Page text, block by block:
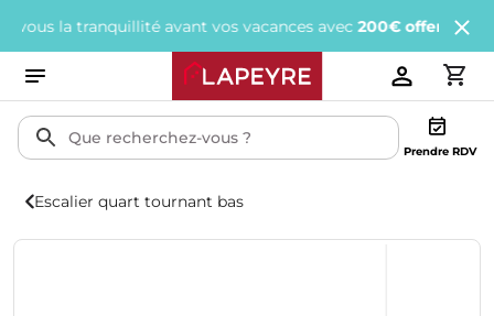
tranquillité avant vos vacances avec200€ offertstous les 1
Prendre RDV
Escalier quart tournant bas